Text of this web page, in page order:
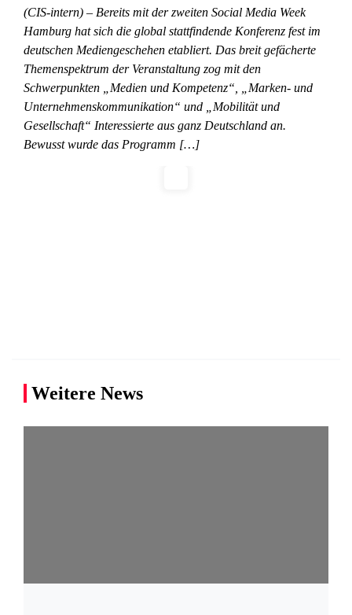
(CIS-intern) – Bereits mit der zweiten Social Media Week
Hamburg hat sich die global stattfindende Konferenz fest im
deutschen Mediengeschehen etabliert. Das breit gefächerte
Themenspektrum der Veranstaltung zog mit den
Schwerpunkten „Medien und Kompetenz“, „Marken- und
Unternehmenskommunikation“ und „Mobilität und
Gesellschaft“ Interessierte aus ganz Deutschland an.
Bewusst wurde das Programm […]
Weitere News